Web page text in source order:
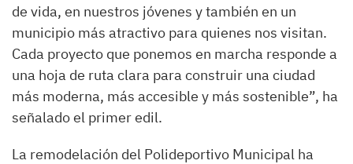
de vida, en nuestros jóvenes y también en un
municipio más atractivo para quienes nos visitan.
Cada proyecto que ponemos en marcha responde a
una hoja de ruta clara para construir una ciudad
más moderna, más accesible y más sostenible”, ha
señalado el primer edil.
La remodelación del Polideportivo Municipal ha